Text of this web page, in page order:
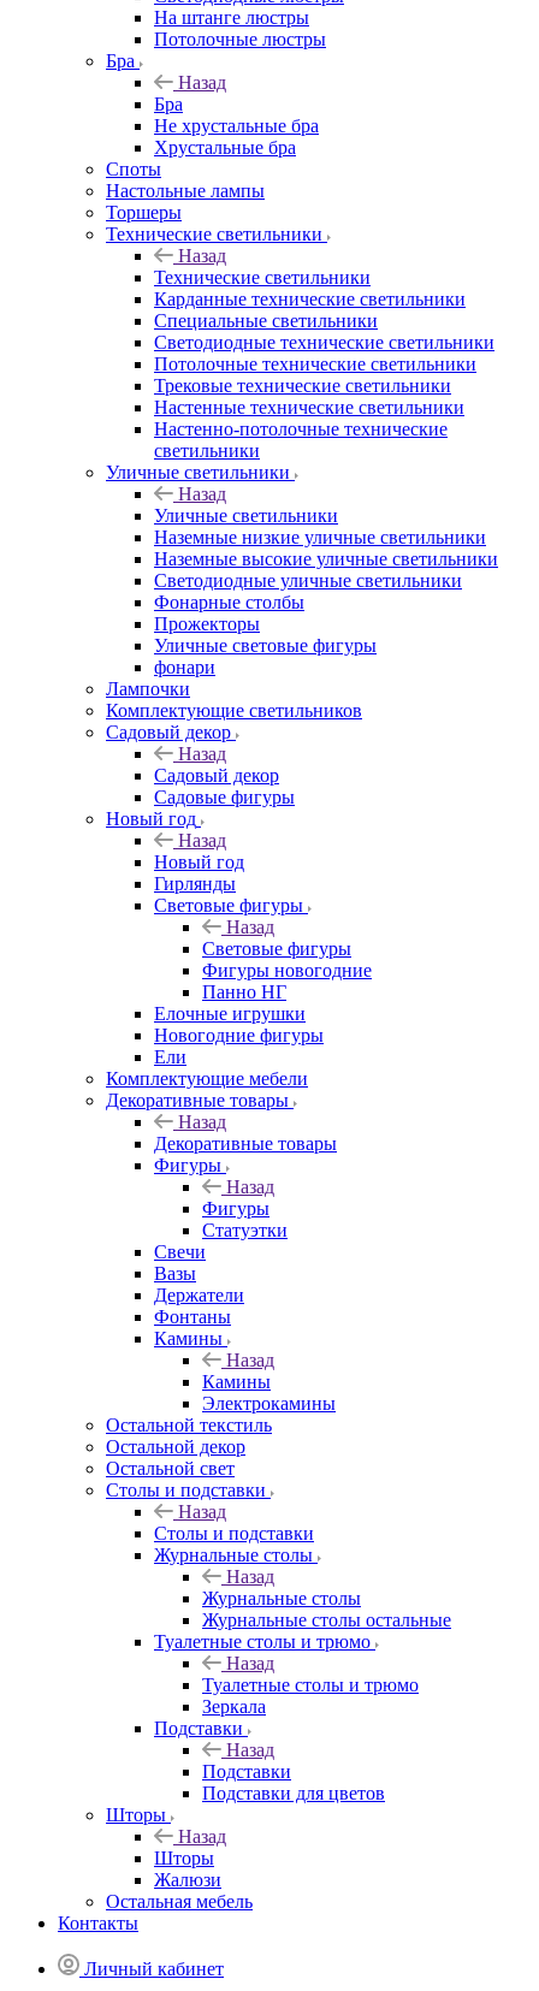
На штанге люстры
Потолочные люстры
Бра
Назад
Бра
Не хрустальные бра
Хрустальные бра
Споты
Настольные лампы
Торшеры
Технические светильники
Назад
Технические светильники
Карданные технические светильники
Специальные светильники
Светодиодные технические светильники
Потолочные технические светильники
Трековые технические светильники
Настенные технические светильники
Настенно-потолочные технические
светильники
Уличные светильники
Назад
Уличные светильники
Наземные низкие уличные светильники
Наземные высокие уличные светильники
Светодиодные уличные светильники
Фонарные столбы
Прожекторы
Уличные световые фигуры
фонари
Лампочки
Комплектующие светильников
Садовый декор
Назад
Садовый декор
Садовые фигуры
Новый год
Назад
Новый год
Гирлянды
Световые фигуры
Назад
Световые фигуры
Фигуры новогодние
Панно НГ
Елочные игрушки
Новогодние фигуры
Ели
Комплектующие мебели
Декоративные товары
Назад
Декоративные товары
Фигуры
Назад
Фигуры
Статуэтки
Свечи
Вазы
Держатели
Фонтаны
Камины
Назад
Камины
Электрокамины
Остальной текстиль
Остальной декор
Остальной свет
Столы и подставки
Назад
Столы и подставки
Журнальные столы
Назад
Журнальные столы
Журнальные столы остальные
Туалетные столы и трюмо
Назад
Туалетные столы и трюмо
Зеркала
Подставки
Назад
Подставки
Подставки для цветов
Шторы
Назад
Шторы
Жалюзи
Остальная мебель
Контакты
Личный кабинет